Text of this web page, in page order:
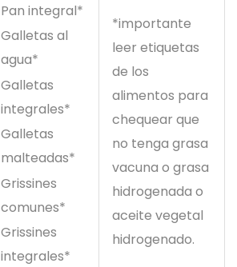
Pan integral*
Galletas al
agua*
Galletas
integrales*
Galletas
malteadas*
Grissines
comunes*
Grissines
integrales*
*importante
leer etiquetas
de los
alimentos para
chequear que
no tenga grasa
vacuna o grasa
hidrogenada o
aceite vegetal
hidrogenado.